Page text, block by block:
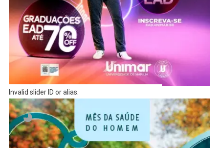
Invalid slider ID or alias.